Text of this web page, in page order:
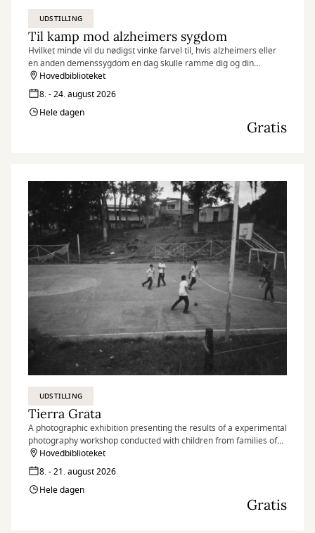
UDSTILLING
Til kamp mod alzheimers sygdom
Hvilket minde vil du nødigst vinke farvel til, hvis alzheimers eller
en anden demenssygdom en dag skulle ramme dig og din
hukommelse?
Hovedbiblioteket
8. - 24. august 2026
Hele dagen
Gratis
UDSTILLING
Tierra Grata
A photographic exhibition presenting the results of a experimental
photography workshop conducted with children from families of
peace signatories and nearby communities in the village of Tierra
Grata, in the Serranía del Perijá region of Colombia.
Hovedbiblioteket
8. - 21. august 2026
Hele dagen
Gratis